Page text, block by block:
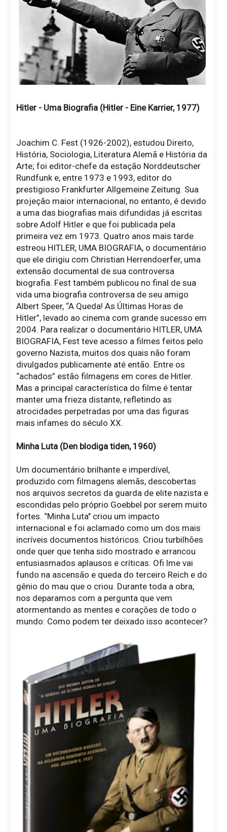
Hitler - Uma Biografia (Hitler - Eine Karrier, 1977)
Joachim C. Fest (1926-2002), estudou Direito,
História, Sociologia, Literatura Alemã e História da
Arte; foi editor-chefe da estação Norddeutscher
Rundfunk e, entre 1973 e 1993, editor do
prestigioso Frankfurter Allgemeine Zeitung. Sua
projeção maior internacional, no entanto, é devido
a uma das biografias mais difundidas já escritas
sobre Adolf Hitler e que foi publicada pela
primeira vez em 1973. Quatro anos mais tarde
estreou HITLER, UMA BIOGRAFIA, o documentário
que ele dirigiu com Christian Herrendoerfer, uma
extensão documental de sua controversa
biografia. Fest também publicou no final de sua
vida uma biografia controversa de seu amigo
Albert Speer, “A Queda! As Últimas Horas de
Hitler”, levado ao cinema com grande sucesso em
2004. Para realizar o documentário HITLER, UMA
BIOGRAFIA, Fest teve acesso a filmes feitos pelo
governo Nazista, muitos dos quais não foram
divulgados publicamente até então. Entre os
“achados” estão filmagens em cores de Hitler.
Mas a principal característica do filme é tentar
manter uma frieza distante, refletindo as
atrocidades perpetradas por uma das figuras
mais infames do século XX.
Minha Luta (Den blodiga tiden, 1960)
Um documentário brilhante e imperdível,
produzido com filmagens alemãs, descobertas
nos arquivos secretos da guarda de elite nazista e
escondidas pelo próprio Goebbel por serem muito
fortes. ‘’Minha Luta’’ criou um impacto
internacional e foi aclamado como um dos mais
incríveis documentos históricos. Criou turbilhões
onde quer que tenha sido mostrado e arrancou
entusiasmados aplausos e críticas. Ofi lme vai
fundo na ascensão e queda do terceiro Reich e do
gênio do mau que o criou. Durante toda a obra,
nos deparamos com a pergunta que vem
atormentando as mentes e corações de todo o
mundo: Como podem ter deixado isso acontecer?